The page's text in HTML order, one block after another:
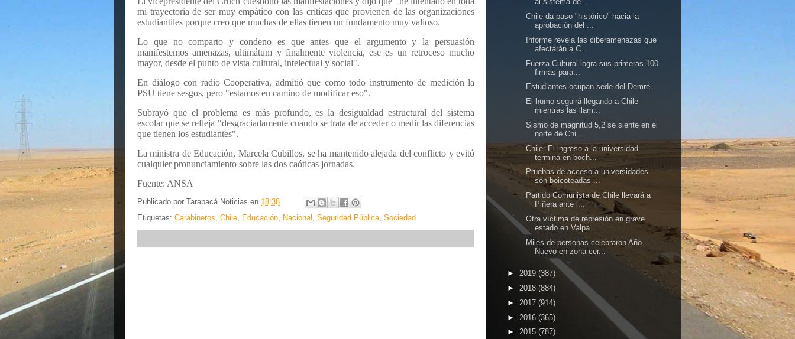
mi trayectoria de ser muy empático con las críticas que provienen de las organizaciones
estudiantiles porque creo que muchas de ellas tienen un fundamento muy valioso.
Lo que no comparto y condeno es que antes que el argumento y la persuasión
manifestemos amenazas, ultimátum y finalmente violencia, ese es un retroceso mucho
mayor, desde el punto de vista cultural, intelectual y social".
En diálogo con radio Cooperativa, admitió que como todo instrumento de medición la
PSU tiene sesgos, pero "estamos en camino de modificar eso".
Subrayó que el problema es más profundo, es la desigualdad estructural del sistema
escolar que se refleja "desgraciadamente cuando se trata de acceder o medir las diferencias
que tienen los estudiantes".
La ministra de Educación, Marcela Cubillos, se ha mantenido alejada del conflicto y evitó
cualquier pronunciamiento sobre las dos caóticas jornadas.
Fuente: ANSA
Publicado por Tarapacá Noticias en 18:38
Etiquetas: Carabineros, Chile, Educación, Nacional , Seguridad Pública, Sociedad
Chile da paso "histórico" hacia la
aprobación del ...
Informe revela las ciberamenazas que
afectarán a C...
Fuerza Cultural logra sus primeras 100
firmas para...
Estudiantes ocupan sede del Demre
El humo seguirá llegando a Chile
mientras las llam...
Sismo de magnitud 5,2 se siente en el
norte de Chi...
Chile: El ingreso a la universidad
termina en boch...
Pruebas de acceso a universidades
son boicoteadas ...
Partido Comunista de Chile llevará a
Piñera ante l...
Otra víctima de represión en grave
estado en Valpa...
Miles de personas celebraron Año
Nuevo en zona cer...
► 2019 (387)
► 2018 (884)
► 2017 (914)
► 2016 (365)
► 2015 (787)